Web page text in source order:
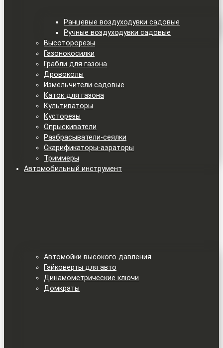
Ранцевые воздуходувки садовые
Ручные воздуходувки садовые
Высоторорезы
Газонокосилки
Грабли для газона
Дровоколы
Измельчители садовые
Каток для газона
Культиваторы
Кусторезы
Опрыскиватели
Разбрасыватели-сеялки
Скарификаторы-аэраторы
Триммеры
Автомобильный инструмент
Автомойки высокого давления
Гайковерты для авто
Динамометрические ключи
Домкраты